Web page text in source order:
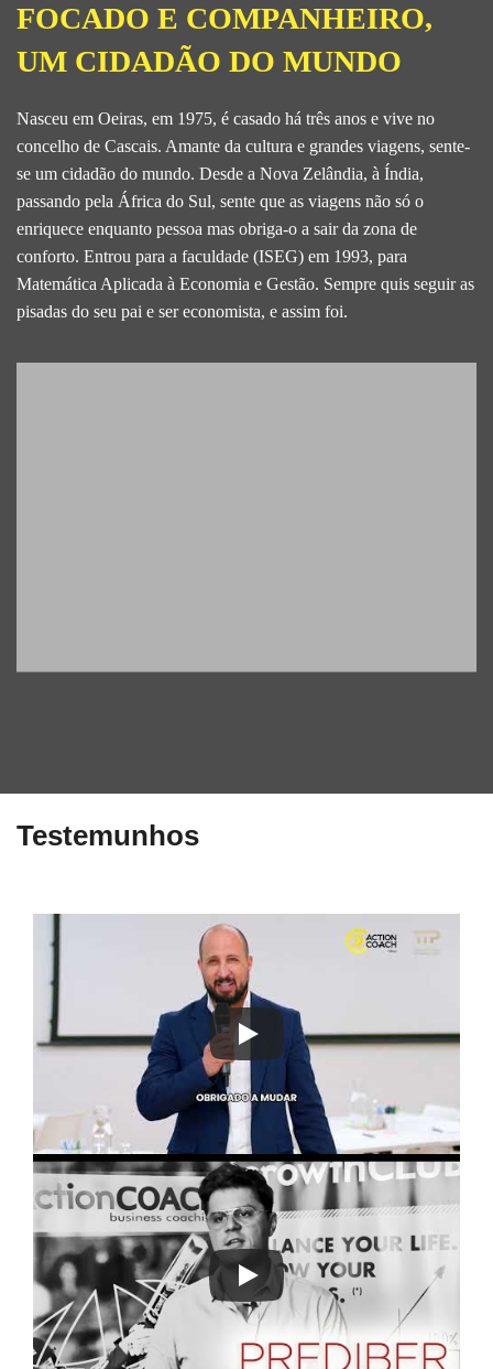
FOCADO E COMPANHEIRO,
UM CIDADÃO DO MUNDO
Nasceu em Oeiras, em 1975, é casado há três anos e vive no
concelho de Cascais. Amante da cultura e grandes viagens, sente-
se um cidadão do mundo. Desde a Nova Zelândia, à Índia,
passando pela África do Sul, sente que as viagens não só o
enriquece enquanto pessoa mas obriga-o a sair da zona de
conforto. Entrou para a faculdade (ISEG) em 1993, para
Matemática Aplicada à Economia e Gestão. Sempre quis seguir as
pisadas do seu pai e ser economista, e assim foi.
Testemunhos